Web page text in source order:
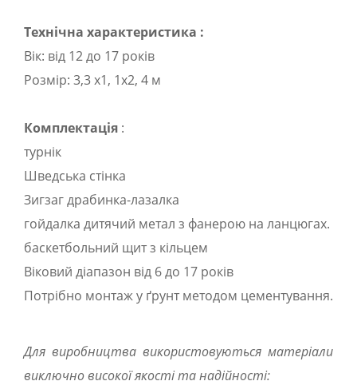
Технічна характеристика :
Вік: від 12 до 17 років
Розмір: 3,3 х1, 1х2, 4 м
Комплектація :
турнік
Шведська стінка
Зигзаг драбинка-лазалка
гойдалка дитячий метал з фанерою на ланцюгах.
баскетбольний щит з кільцем
Віковий діапазон від 6 до 17 років
Потрібно монтаж у ґрунт методом цементування.
Для виробництва використовуються матеріали
виключно високої якості та надійності: